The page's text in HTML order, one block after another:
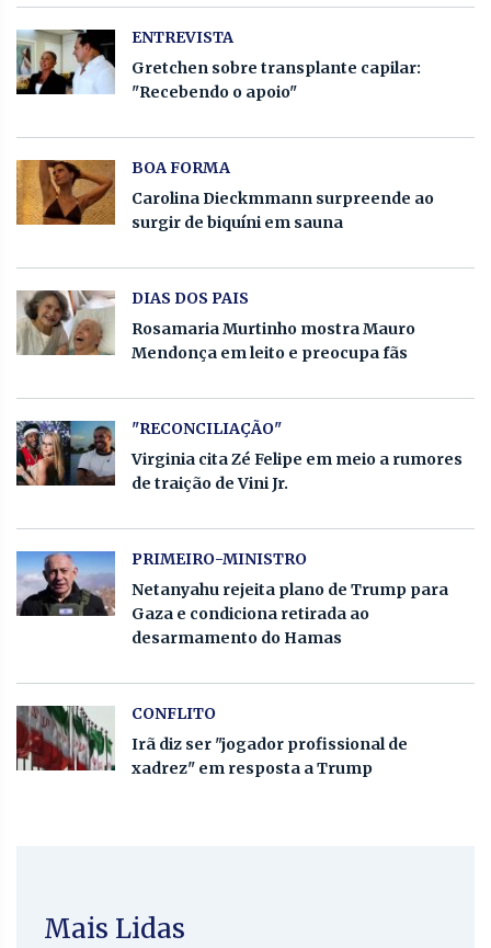
ENTREVISTA
Gretchen sobre transplante capilar:
"Recebendo o apoio"
BOA FORMA
Carolina Dieckmmann surpreende ao
surgir de biquíni em sauna
DIAS DOS PAIS
Rosamaria Murtinho mostra Mauro
Mendonça em leito e preocupa fãs
"RECONCILIAÇÃO"
Virginia cita Zé Felipe em meio a rumores
de traição de Vini Jr.
PRIMEIRO-MINISTRO
Netanyahu rejeita plano de Trump para
Gaza e condiciona retirada ao
desarmamento do Hamas
CONFLITO
Irã diz ser "jogador profissional de
xadrez" em resposta a Trump
Mais Lidas